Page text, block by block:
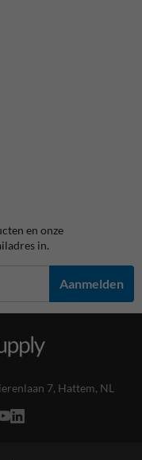
en onze
in.
Aanmelden
7, Hattem, NL